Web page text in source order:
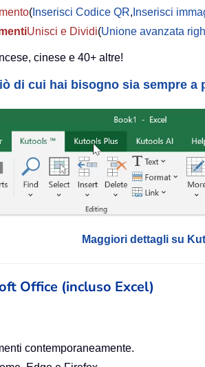
( Inserisci Codice QR, Inserisci
Unisci e Dividi(Unione avanzata
cinese e 40+ altre!
di cui hai bisogno sia sempre a
Maggiori dettagli su
Office (incluso Excel)
contemporaneamente.